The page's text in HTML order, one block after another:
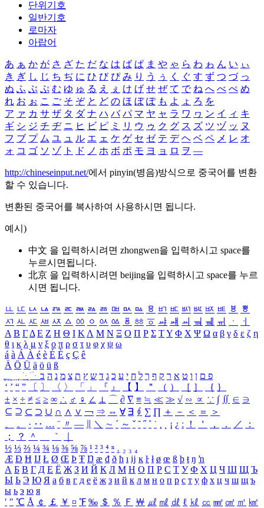
단위기호
일반기호
로마자
아랍어
あ ぁ か が さ ざ た だ な は ば ぱ ま や ゃ ら わ ゎ ん い ぃ
き ぎ し じ ち ぢ に ひ び ぴ み り う ぅ く ぐ す ず つ づ っ
ぬ ふ ぶ ぷ む ゆ ゅ る え ぇ け げ せ ぜ て で ね へ べ ぺ め
れ お ぉ こ ご そ ぞ と ど の ほ ぼ ぽ も よ ょ ろ を
ア ァ カ サ ザ タ ダ ナ ハ バ パ マ ヤ ャ ラ ワ ヮ ン イ ィ キ
ギ シ ジ チ ヂ ニ ヒ ビ ピ ミ リ ウ ゥ ク グ ス ズ ツ ヅ ッ ヌ
フ ブ プ ム ユ ュ ル エ ェ ケ ゲ セ ゼ テ デ ヘ ベ ペ メ レ オ
ォ コ ゴ ソ ゾ ト ド ノ ホ ボ ポ モ ヨ ョ ロ ヲ ―
http://chineseinput.net/에서 pinyin(병음)방식으로 중국어를 변환
할 수 있습니다.
변환된 중국어를 복사하여 사용하시면 됩니다.
예시)
中文 을 입력하시려면 zhongwen을 입력하시고 space를
누르시면됩니다.
北京 을 입력하시려면 beijing을 입력하시고 space를 누르
시면 됩니다.
ㅥ ㅦ ㅧ ㅨ ㅩ ㅪ ㅫ ㅬ ㅭ ㅮ ㅯ ㅰ ㅱ ㅲ ㅳ ㅴ ㅵ ㅶ ㅷ ㅸ
ㅹ
ㅺ ㅻ ㅼ ㅽ ㅾ ㅿ ㆀ ㆁ ㆂ ㆃ ㆄ ㆅ ㆆ ㆇ ㆈ ㆉ ㆊ ㆋ ㆌ ㆍ
ㆎ
Α Β ΓΔ Ε Ζ Η Θ Ι ΚΛ Μ Ν Ξ Ο Π Ρ Σ ΤΥ Φ Χ Ψ Ω α β γ δ ε ζ η
θ ι κ λ μ ν ξ ο π ρ σ τ υ φ χ ψ ω
á à Á À é è É È ç Ç ê
Ä Ö Ü ä ö ü ß
ִֶֹ ֻּ ׁׂ פ ם ן ו ט א ר ק ף ך ל ח י ע כ ג ד ש ץ ת צ מ נ ה ב
‘ ’ “ ” 〔 〕 〈 〉 「 」 『 』 【 】 ＂ （ ） ［ ］ ｛ ｝
± × ÷ ≠ ≤ ≥ ∞ ∴ ♂ ♀ ∠ ⊥ ⌒ ∂ ∇ ≡ ≒ ≪ ≫ √ ∽ ∝ ∵ ∫ ∬ ∈ ∋
⊆ ⊇ ⊂ ⊃ ∪ ∩ ∧ ∨ ￢ ⇒ ⇔ ∀ ∃ ∮ ∑ ∏ ＋ － ＜ ＝
＞
、
。 · ‥ … ¨ 〃 ― ＼ ∼ ´ ～ ˇ ˘ ˝ ˚ ˙ ¸ ¡ ¿ ː ！ ＇ ， ． ／
：
；
？ ＾ ｀
½ ⅓ ⅔ ¼ ¾ ⅛ ⅜ ⅝ ⅞ ¹ ² ³ ⁴ ⁿ ₁ ₂ ₃ ₄
Æ Ð Ħ Ĳ Ł Ø Œ Þ Ŧ Ŋ æ đ ð ħ ı ĳ ĸ ŀ ł ø œ ß þ ŧ ŋ ŉ
А Б В Г Д Е Ё Ж З И Й К Л М Н О П Р С Т У Ф Х Ц Ч Ш Щ Ъ
Ы Ь Э Ю Я а б в г д е ё ж з и й к л м н о п р с т у ф х ц ч ш щ ъ
ы ь э ю я
′ ″ ℃ Å ￠ ￡ ￥ ¤ ℉ ‰ ＄ ％ Ｆ ￦ ㎕ ㎖ ㎗ ℓ ㎘ ㏄ ㎣ ㎤ ㎥ ㎦